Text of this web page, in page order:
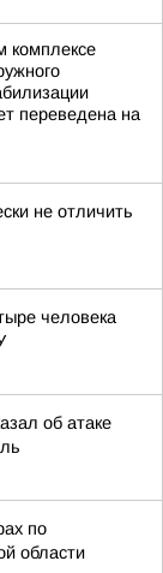
комплексе
переведена на
не отличить
человека
об атаке
по
области